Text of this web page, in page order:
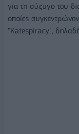
για τη σύζυγο του
οποίες
"Katespiracy",